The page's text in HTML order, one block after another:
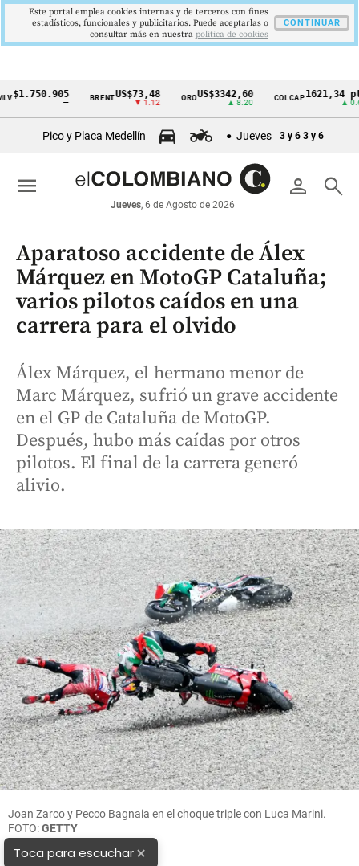
Cintillo
económicos
Colombia
BRENT US$73,48
▼ 1.12
ORO US$3342,60 COLCAP1621,34 pts
Pico y Placa Medellín Jueves 3 y 6 3 y 6
person search
Jueves, 6 de Agosto de 2026
menu
Aparatoso accidente de Álex
Márquez en MotoGP Cataluña;
varios pilotos caídos en una
carrera para el olvido
Álex Márquez, el hermano menor de
Marc Márquez, sufrió un grave accidente
en el GP de Cataluña de MotoGP.
Después, hubo más caídas por otros
pilotos. El final de la carrera generó
alivio.
Joan Zarco y Pecco Bagnaia en el choque triple con Luca Marini.
FOTO:GETTY
Toca para escuchar×
Este portal emplea cookies internas y de terceros con fines
estadísticos, funcionales y publicitarios. Puede aceptarlas o
consultar más en nuestra politica de cookies
CONTINUAR